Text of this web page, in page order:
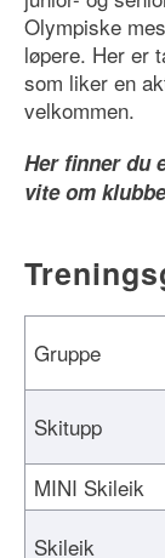
Olympiske
løpere. Her er
som liker en
velkommen.
Her finner du
vite om
Gruppe
Skitupp
MINI Skileik
Skileik